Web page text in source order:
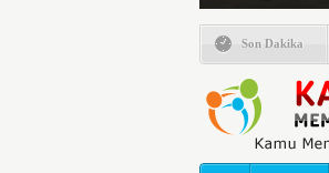
Son Dakika